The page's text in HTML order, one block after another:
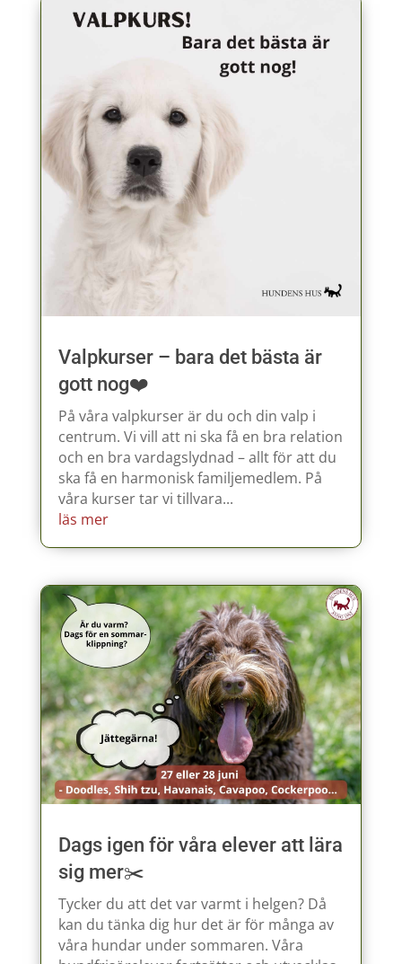
Valpkurser – bara det bästa är
gott nog❤️
På våra valpkurser är du och din valp i
centrum. Vi vill att ni ska få en bra relation
och en bra vardagslydnad – allt för att du
ska få en harmonisk familjemedlem. På
våra kurser tar vi tillvara...
läs mer
Dags igen för våra elever att lära
sig mer✂️
Tycker du att det var varmt i helgen? Då
kan du tänka dig hur det är för många av
våra hundar under sommaren. Våra